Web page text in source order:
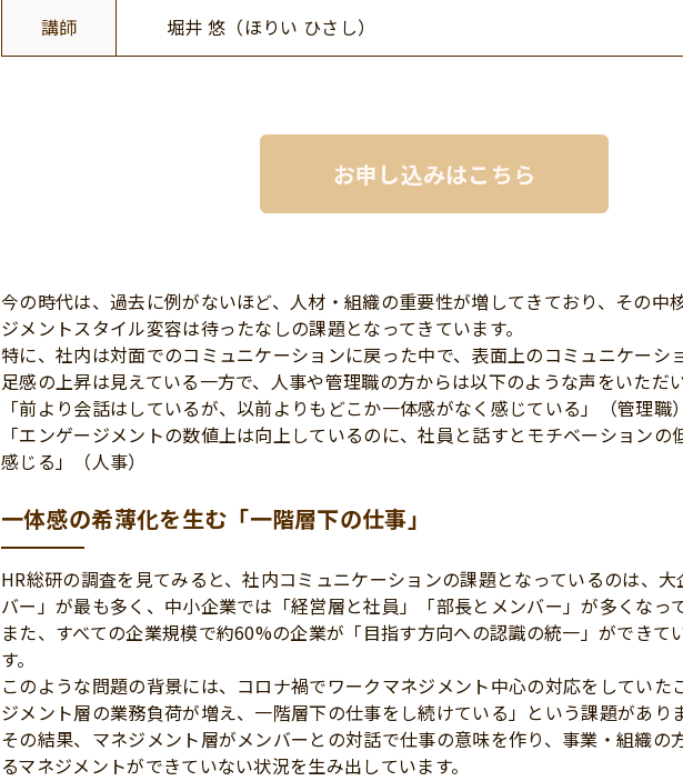
講師 堀井 悠（ほりい ひさし）
お申し込みはこちら
今の時代は、過去に例がないほど、人材・組織の重要性が増してきており、その中
ジメントスタイル変容は待ったなしの課題となってきています。
特に、社内は対面でのコミュニケーションに戻った中で、表面上のコミュニケーシ
足感の上昇は見えている一方で、人事や管理職の方からは以下のような声をいただい
「前より会話はしているが、以前よりもどこか一体感がなく感じている」（管理職）
「エンゲージメントの数値上は向上しているのに、社員と話すとモチベーションの
感じる」（人事）
一体感の希薄化を生む「一階層下の仕事」
HR総研の調査を見てみると、社内コミュニケーションの課題となっているのは、
バー」が最も多く、中小企業では「経営層と社員」「部長とメンバー」が多くなって
また、すべての企業規模で約60%の企業が「目指す方向への認識の統一」ができて
す。
このような問題の背景には、コロナ禍でワークマネジメント中心の対応をしていた
ジメント層の業務負荷が増え、一階層下の仕事をし続けている」という課題がありま
その結果、マネジメント層がメンバーとの対話で仕事の意味を作り、事業・組織の
るマネジメントができていない状況を生み出しています。